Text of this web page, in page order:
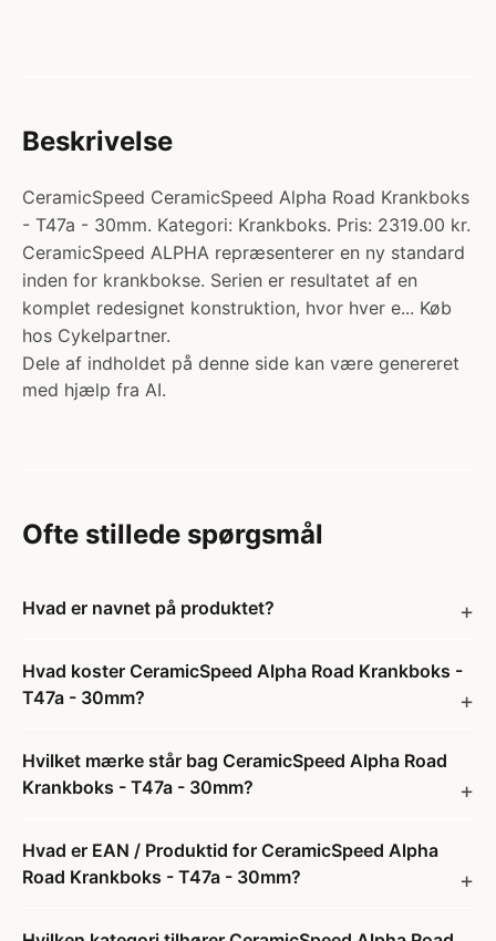
Beskrivelse
CeramicSpeed CeramicSpeed Alpha Road Krankboks
- T47a - 30mm. Kategori: Krankboks. Pris: 2319.00 kr.
CeramicSpeed ALPHA repræsenterer en ny standard
inden for krankbokse. Serien er resultatet af en
komplet redesignet konstruktion, hvor hver e... Køb
hos Cykelpartner.
Dele af indholdet på denne side kan være genereret
med hjælp fra AI.
Ofte stillede spørgsmål
Hvad er navnet på produktet?
Hvad koster CeramicSpeed Alpha Road Krankboks -
T47a - 30mm?
Hvilket mærke står bag CeramicSpeed Alpha Road
Krankboks - T47a - 30mm?
Hvad er EAN / Produktid for CeramicSpeed Alpha
Road Krankboks - T47a - 30mm?